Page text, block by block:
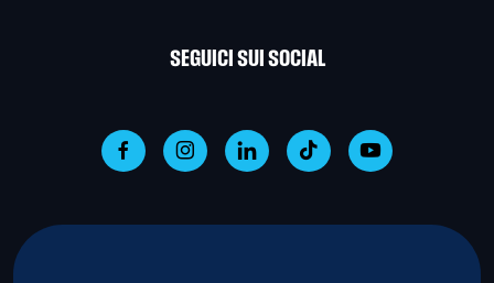
SEGUICI SUI SOCIAL